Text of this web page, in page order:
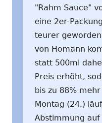
"Rahm Sauce"
eine 2er-
teurer
von Homann
statt 500ml
Preis erhöht,
bis zu 88%
Montag (24.)
Abstimmung